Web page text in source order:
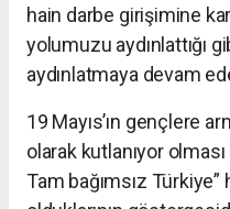
hain darbe girişimine
yolumuzu aydınlattığı
aydınlatmaya devam
19 Mayıs’ın gençlere
olarak kutlanıyor
Tam bağımsız